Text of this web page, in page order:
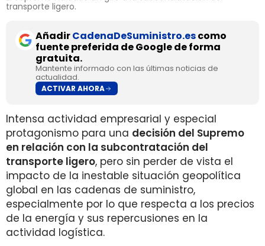
transporte ligero.
AñadirCadenaDeSuministro.escomo
fuente preferida de Google de forma
gratuita.
Mantente informado con las últimas noticias de
actualidad.
ACTIVAR AHORA
Intensa actividad empresarial y especial
protagonismo para una decisión del Supremo
en relación con la subcontratación del
transporte ligero, pero sin perder de vista el
impacto de la inestable situación geopolítica
global en las cadenas de suministro,
especialmente por lo que respecta a los precios
de la energía y sus repercusiones en la
actividad logística.